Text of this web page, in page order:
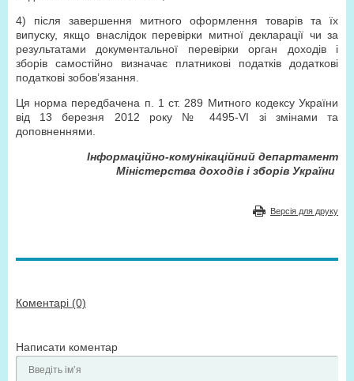
4) після завершення митного оформлення товарів та їх
випуску, якщо внаслідок перевірки митної декларації чи за
результатами документальної перевірки орган доходів і
зборів самостійно визначає платникові податків додаткові
податкові зобов’язання.
Ця норма передбачена п. 1 ст. 289 Митного кодексу України
від 13 березня 2012 року № 4495-VI зі змінами та
доповненнями.
Інформаційно-комунікаційний департамент
Міністерства доходів і зборів України
Версія для друку
Коментарі (0)
Написати коментар